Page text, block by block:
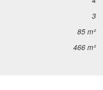
3
85 m²
466 m²